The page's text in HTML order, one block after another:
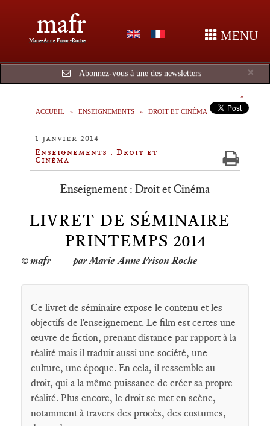
mafr
Marie-Anne Frison-Roche MENU
×
Abonnez-vous à une des newsletters
ACCUEIL ENSEIGNEMENTS DROIT ET CINÉMA
1 janvier 2014
Enseignements : Droit et
Cinéma
Enseignement : Droit et Cinéma
LIVRET DE SÉMINAIRE -
PRINTEMPS 2014
par Marie-Anne Frison-Roche
Ce livret de séminaire expose le contenu et les
objectifs de l'enseignement. Le film est certes une
œuvre de fiction, prenant distance par rapport à la
réalité mais il traduit aussi une société, une
culture, une époque. En cela, il ressemble au
droit, qui a la même puissance de créer sa propre
réalité. Plus encore, le droit se met en scène,
notamment à travers des procès, des costumes,